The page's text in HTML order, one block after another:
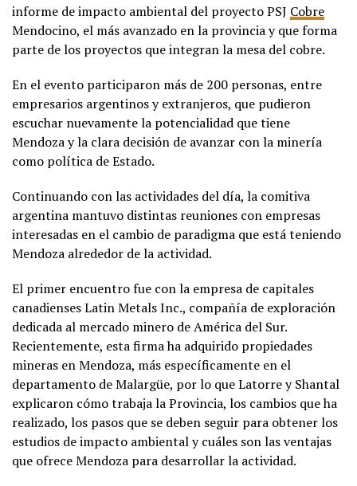
informe de impacto ambiental del proyecto PSJ Cobre
Mendocino, el más avanzado en la provincia y que forma
parte de los proyectos que integran la mesa del cobre.
En el evento participaron más de 200 personas, entre
empresarios argentinos y extranjeros, que pudieron
escuchar nuevamente la potencialidad que tiene
Mendoza y la clara decisión de avanzar con la minería
como política de Estado.
Continuando con las actividades del día, la comitiva
argentina mantuvo distintas reuniones con empresas
interesadas en el cambio de paradigma que está teniendo
Mendoza alrededor de la actividad.
El primer encuentro fue con la empresa de capitales
canadienses Latin Metals Inc., compañía de exploración
dedicada al mercado minero de América del Sur.
Recientemente, esta firma ha adquirido propiedades
mineras en Mendoza, más específicamente en el
departamento de Malargüe, por lo que Latorre y Shantal
explicaron cómo trabaja la Provincia, los cambios que ha
realizado, los pasos que se deben seguir para obtener los
estudios de impacto ambiental y cuáles son las ventajas
que ofrece Mendoza para desarrollar la actividad.